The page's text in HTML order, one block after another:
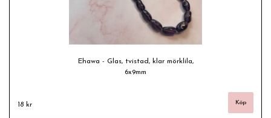
Ehawa - Glas, tvistad, klar mörklila,
6x9mm
18 kr